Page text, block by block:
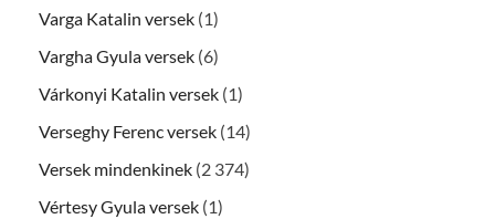
Varga Katalin versek (1)
Vargha Gyula versek (6)
Várkonyi Katalin versek (1)
Verseghy Ferenc versek (14)
Versek mindenkinek (2 374)
Vértesy Gyula versek (1)